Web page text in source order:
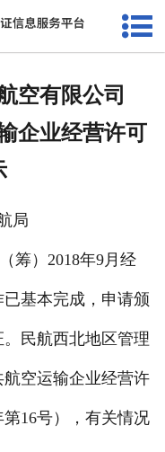
网站首页
民航要闻
关于我们
空有限公司
企业经营许可
局
）2018年9月经
基本完成，申请颁
民航西北地区管理
空运输企业经营许
16号），有关情况